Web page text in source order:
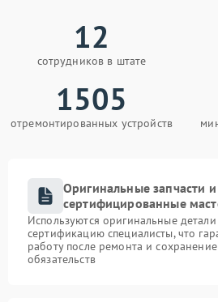
12
сотрудников в штате
1505
отремонтированных устройств
Оригинальные запчасти и
сертифицированные
Используются оригинальные
сертификацию специалисты, что
работу после ремонта и
обязательств